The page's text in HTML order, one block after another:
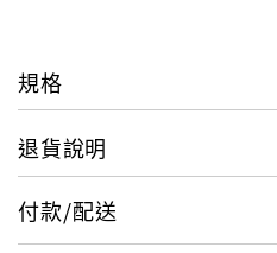
規格
退貨說明
付款/配送